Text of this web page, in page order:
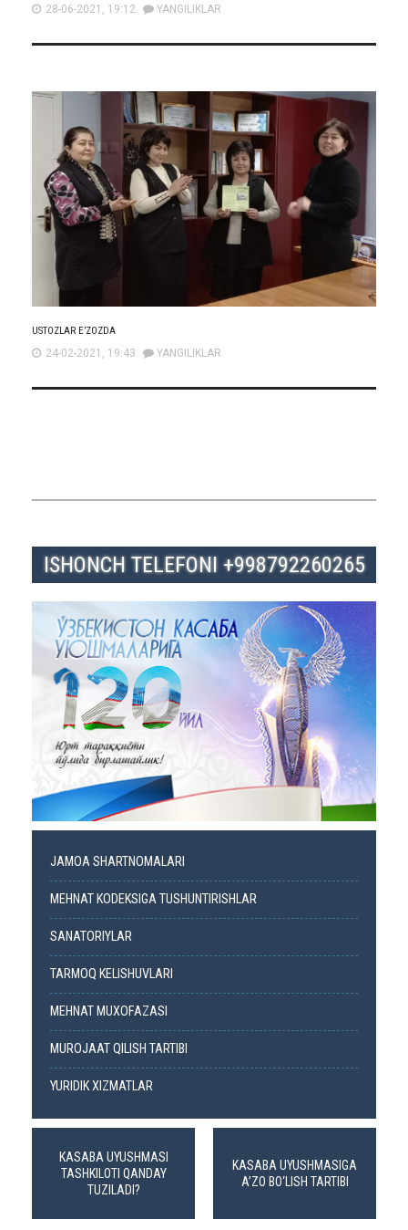
28-06-2021, 19:12 YANGILIKLAR
USTOZLAR E’ZOZDA
24-02-2021, 19:43 YANGILIKLAR
ISHONCH TELEFONI +998792260265
JAMOA SHARTNOMALARI
MEHNAT KODEKSIGA TUSHUNTIRISHLAR
SANATORIYLAR
TARMOQ KELISHUVLARI
MEHNAT MUXOFAZASI
MUROJAAT QILISH TARTIBI
YURIDIK XIZMATLAR
KASABA UYUSHMASI
TASHKILOTI QANDAY
TUZILADI?
KASABA UYUSHMASIGA
A’ZO BO‘LISH TARTIBI